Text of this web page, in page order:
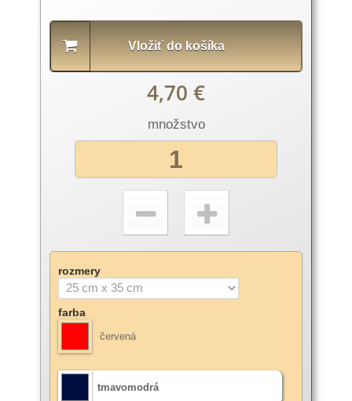
Vložiť do košíka
4,70 €
množstvo
rozmery
farba
červená
tmavomodrá
produktu